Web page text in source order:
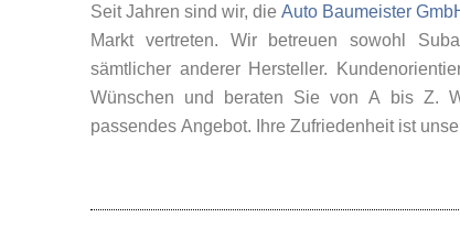
Seit Jahren sind wir, die Auto Baumeister
Markt vertreten. Wir betreuen sowohl
sämtlicher anderer Hersteller.
Wünschen und beraten Sie von A bis Z.
passendes Angebot. Ihre Zufriedenheit ist